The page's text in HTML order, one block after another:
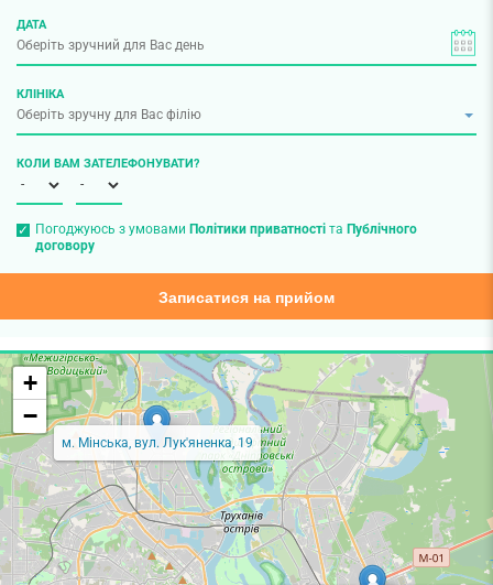
ДАТА
КЛІНІКА
КОЛИ ВАМ ЗАТЕЛЕФОНУВАТИ?
Погоджуюсь з умовами Політики приватностіта Публічного
договору
Записатися на прийом
м. Мінська, вул. Лук'яненка, 19
+
−